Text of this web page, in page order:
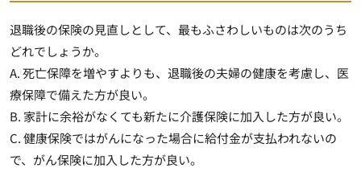
退職後の保険の見直しとして、最もふさわしいものは次のうち
どれでしょうか。
A. 死亡保障を増やすよりも、退職後の夫婦の健康を考慮し、医
療保障で備えた方が良い。
B. 家計に余裕がなくても新たに介護保険に加入した方が良い。
C. 健康保険ではがんになった場合に給付金が支払われないの
で、がん保険に加入した方が良い。